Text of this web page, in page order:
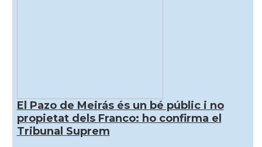
El Pazo de Meirás és un bé públic i no
propietat dels Franco: ho confirma el
Tribunal Suprem